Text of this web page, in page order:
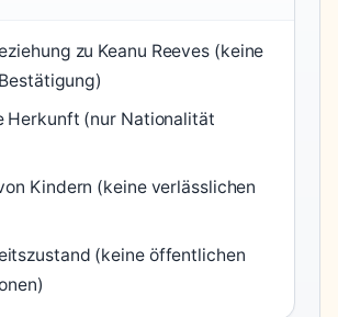
zu Keanu Reeves (keine
Herkunft (nur Nationalität
Kindern (keine verlässlichen
(keine öffentlichen